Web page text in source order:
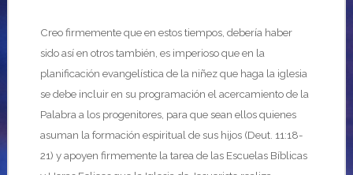
Creo firmemente que en estos tiempos, debería haber
sido así en otros también, es imperioso que en la
planificación evangelística de la niñez que haga la iglesia
se debe incluir en su programación el acercamiento de la
Palabra a los progenitores, para que sean ellos quienes
asuman la formación espiritual de sus hijos (Deut. 11:18-
21) y apoyen firmemente la tarea de las Escuelas Bíblicas